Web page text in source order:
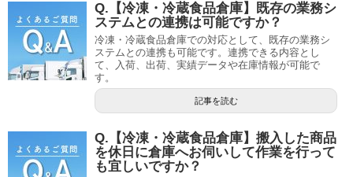
Q.【冷凍・冷蔵食品倉庫】既存の業務シ
ステムとの連携は可能ですか？
冷凍・冷蔵食品倉庫での対応として、既存の業務シ
ステムとの連携も可能です。連携できる内容とし
て、入荷、出荷、実績データや在庫情報が可能で
す。
記事を読む
Q.【冷凍・冷蔵食品倉庫】搬入した商品
を休日に倉庫へお伺いして作業を行って
も宜しいですか？